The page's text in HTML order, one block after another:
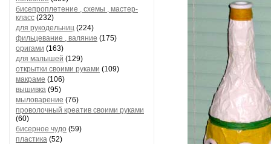
бисепроплетение , схемы , мастер-
класс (232)
для рукодельниц (224)
фильцевание , валяние (175)
оригами (163)
для малышей (129)
открытки своими руками (109)
макраме (106)
вышивка (95)
мыловарение (76)
проволочный креатив своими руками
(60)
бисерное чудо (59)
пластика (52)